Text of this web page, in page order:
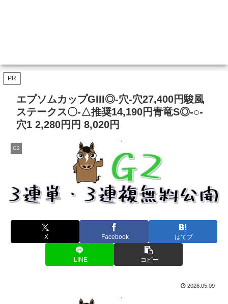
PR
エプソムカップGIII◎-穴-穴27,400円駿風
ステークス〇‐△推奨14,190円青竜S◎-○-
穴1 2,280円円 8,020円
G2
X Facebook はてブ
LINE コピー
2026.05.09